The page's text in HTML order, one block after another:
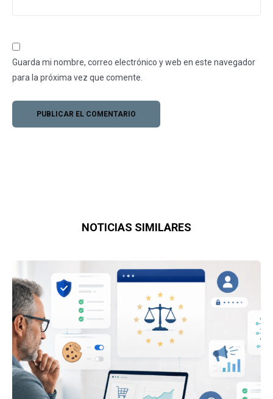
Guarda mi nombre, correo electrónico y web en este navegador
para la próxima vez que comente.
NOTICIAS SIMILARES